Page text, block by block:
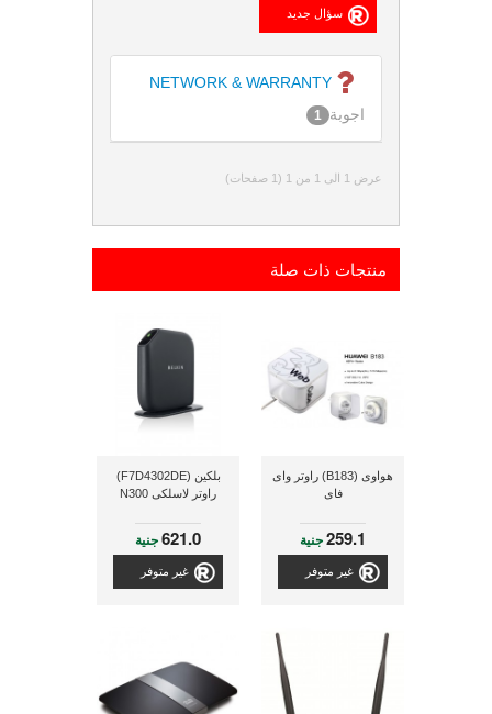
NETWORK & WARRANTY
اجوبة 1
عرض 1 الى 1 من 1 (1 صفحات)
منتجات ذات صلة
هواوى (B183) راوتر واى
فاى
259.1جنية
غير متوفر
بلكين (F7D4302DE)
راوتر لاسلكى N300
621.0جنية
غير متوفر